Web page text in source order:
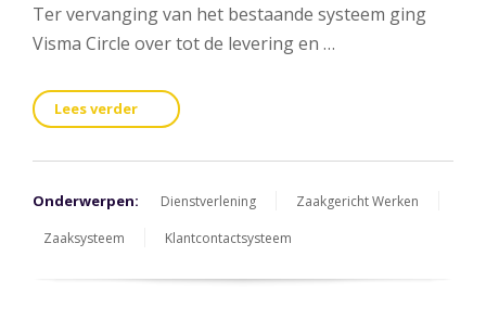
Ter vervanging van het bestaande systeem ging
Visma Circle over tot de levering en …
Lees verder
Onderwerpen: Dienstverlening
Zaakgericht Werken
Zaaksysteem
Klantcontactsysteem